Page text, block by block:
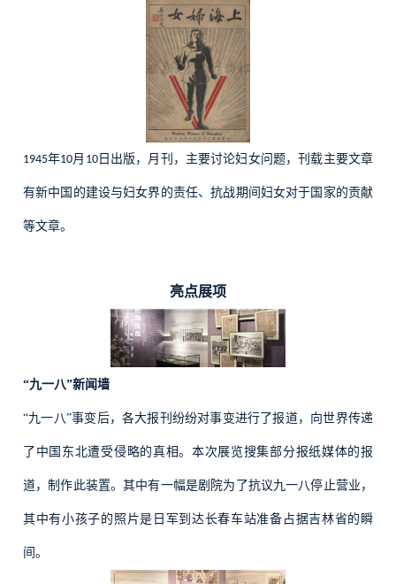
1945年10月 10日出版，月刊，主要讨论妇女问题，刊载主要文章
有新中国的建设与妇女界的责任、抗战期间妇女对于国家的贡献
等文章。
亮点展项
“九一八”新闻墙
“九一八”事变后，各大报刊纷纷对事变进行了报道，向世界传递
了中国东北遭受侵略的真相。本次展览搜集部分报纸媒体的报
道，制作此装置。其中有一幅是剧院为了抗议九一八停止营业，
其中有小孩子的照片是日军到达长春车站准备占据吉林省的瞬
间。